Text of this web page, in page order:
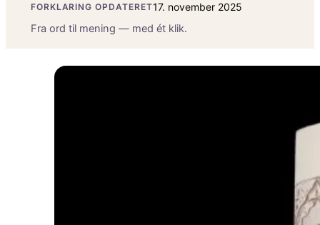
FORKLARING OPDATERET17. november 2025
Fra ord til mening — med ét klik.